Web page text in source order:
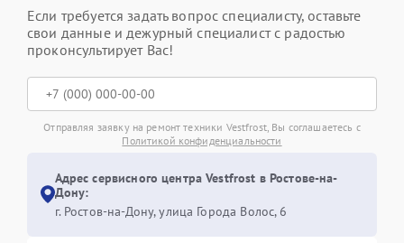
Если требуется задать вопрос специалисту, оставьте
свои данные и дежурный специалист с радостью
проконсультирует Вас!
Отправляя заявку на ремонт техники Vestfrost, Вы соглашаетесь с
Политикой конфиденциальности
Адрес сервисного центра Vestfrost в Ростове-на-
Дону:
г. Ростов-на-Дону, улица Города Волос, 6